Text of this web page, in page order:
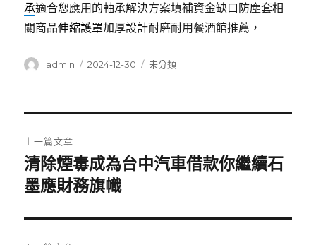
承適合您應用的軸承解決方案填補資金缺口防塵套相
關商品伸縮護罩加厚設計耐磨耐用餐酒館推薦，
作
admin
發
2024-12-30
分
未分類
章
導
覽
上一篇文章
上
一
文
章:
清除煙毒成為台中汽車借款你繼續石
墨應財務旗幟